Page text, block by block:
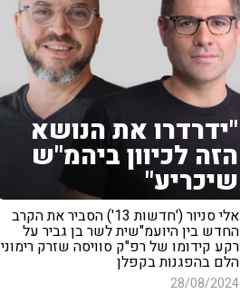
"ידרדרו את הנושא
הזה לכיוון ביהמ"ש
שיכריע"
אלי סניור ('חדשות 13') הסביר את הקרב
החדש בין היועמ"שית לשר בן גביר על
רקע קידומו של רפ"ק סוויסה שזרק רימוני
הלם בהפגנות בקפלן
28/08/2024